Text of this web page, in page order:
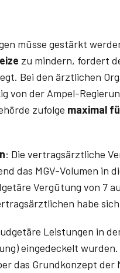
müsse gestärkt
zu mindern, fordert
Bei den ärztlichen
von der Ampel-
zufolge maximal
: Die vertragsärztliche
das MGV-Volumen in
Vergütung von 7
habe
Leistungen in
eingedeckelt
das Grundkonzept der